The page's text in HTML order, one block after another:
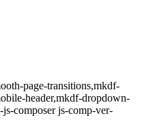
page-transitions,mkdf-
header,mkdf-dropdown-
composer js-comp-ver-